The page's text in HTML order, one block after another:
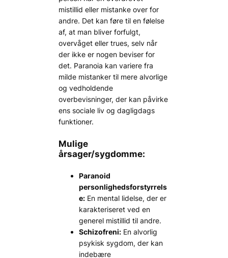
mistillid eller mistanke over for
andre. Det kan føre til en følelse
af, at man bliver forfulgt,
overvåget eller trues, selv når
der ikke er nogen beviser for
det. Paranoia kan variere fra
milde mistanker til mere alvorlige
og vedholdende
overbevisninger, der kan påvirke
ens sociale liv og dagligdags
funktioner.
Mulige
årsager/sygdomme:
Paranoid
personlighedsforstyrrels
e: En mental lidelse, der er
karakteriseret ved en
generel mistillid til andre.
Schizofreni: En alvorlig
psykisk sygdom, der kan
indebære